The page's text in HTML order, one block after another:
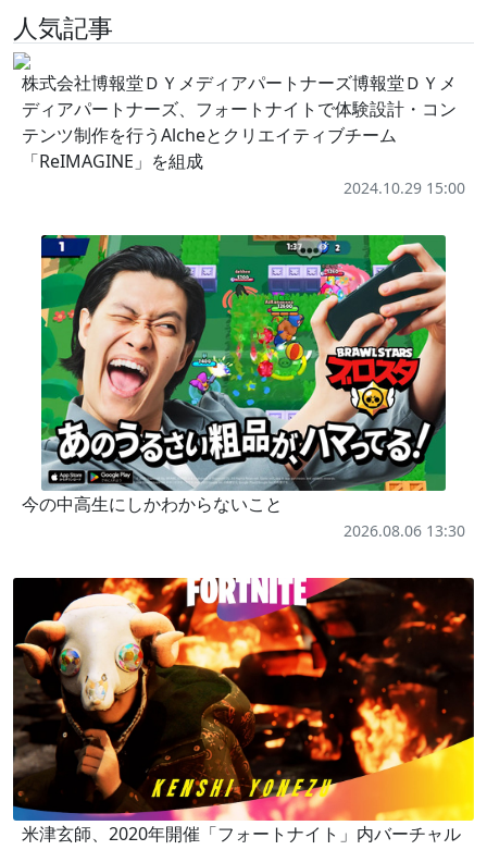
人気記事
株式会社博報堂ＤＹメディアパートナーズ博報堂ＤＹメ
ディアパートナーズ、フォートナイトで体験設計・コン
テンツ制作を行うAlcheとクリエイティブチーム
「ReIMAGINE」を組成
2024.10.29 15:00
今の中高生にしかわからないこと
2026.08.06 13:30
米津玄師、2020年開催「フォートナイト」内バーチャル